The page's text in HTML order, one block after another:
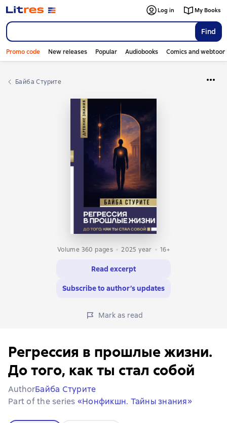
Find
Log in My Books
Promo code New releases Popular Audiobooks Comics and
Байба Стурите
Volume 360 pages 2025 year 16+
Read excerpt
Subscribe to author’s updates
Mark as read
Регрессия в прошлые жизни.
До того, как ты стал собой
AuthorБайба Стурите
Part of the series «Нонфикшн. Тайны знания»